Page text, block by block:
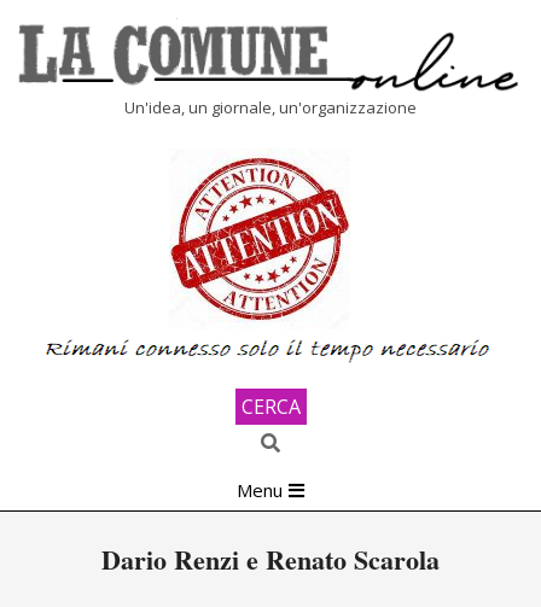
content
Un'idea, un giornale, un'organizzazione
CERCA
Search
Navigation
Menu
Dario Renzi e Renato Scarola